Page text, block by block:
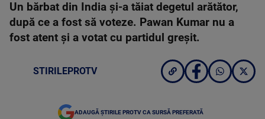
Un bărbat din India şi-a tăiat degetul arătător,
după ce a fost să voteze. Pawan Kumar nu a
fost atent şi a votat cu partidul greşit.
STIRILEPROTV
ADAUGĂ ȘTIRILE PROTV CA SURSĂ PREFERATĂ